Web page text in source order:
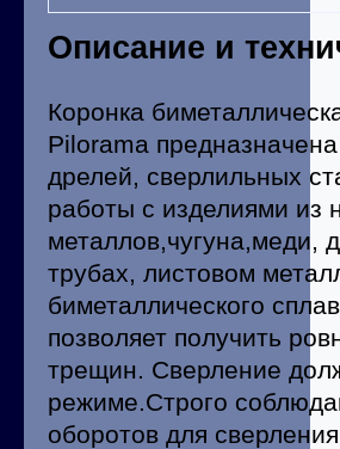
Описание и
Коронка
Pilorama
дрелей, сверлильных
работы с изделиями
металлов,чугуна,меди,
трубах, листовом
биметаллического
позволяет получить
трещин. Сверление
режиме.Строго
оборотов для